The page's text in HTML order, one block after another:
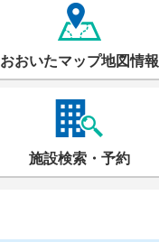
おおいたマップ地図情報
施設検索・予約